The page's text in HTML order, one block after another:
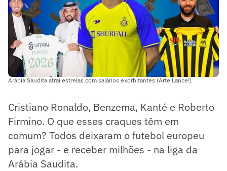
Arábia Saudita atrai estrelas com salários exorbitantes (Arte Lance!)
Cristiano Ronaldo, Benzema, Kanté e Roberto
Firmino. O que esses craques têm em
comum? Todos deixaram o futebol europeu
para jogar - e receber milhões - na liga da
Arábia Saudita.